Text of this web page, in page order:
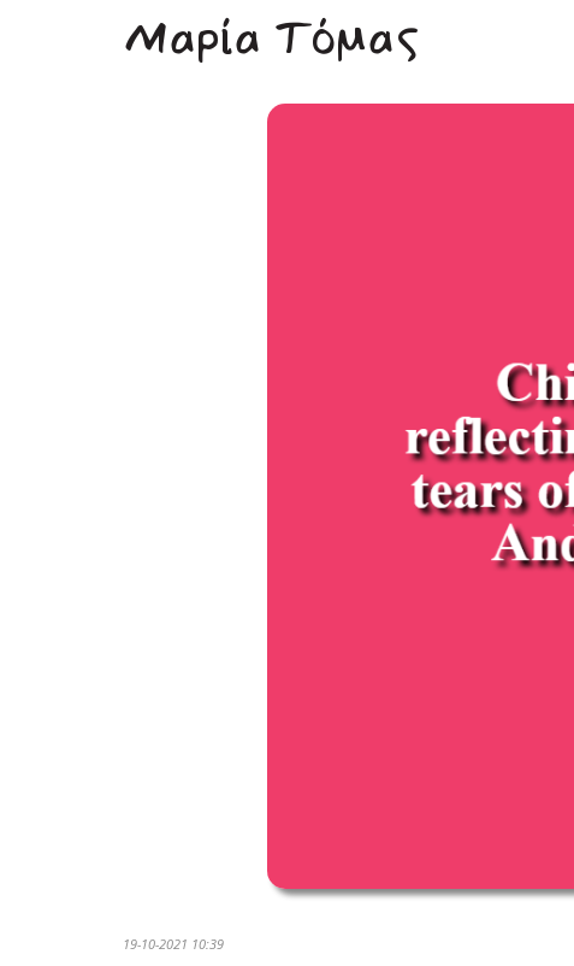
Μαρία Τόμας
19-10-2021 10:39